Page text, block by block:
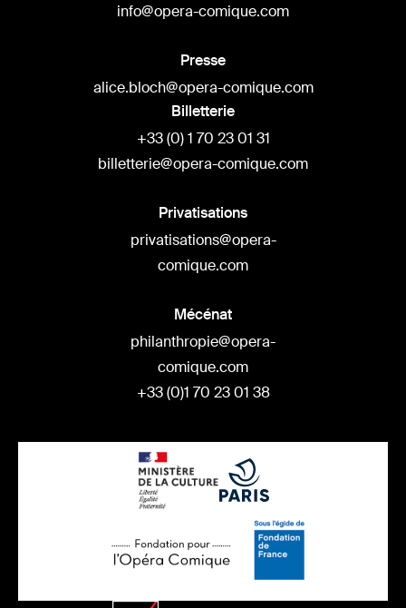
info@opera-comique.com
Presse
alice.bloch@opera-comique.com
Billetterie
+33 (0) 1 70 23 01 31
billetterie@opera-comique.com
Privatisations
privatisations@opera-
comique.com
Mécénat
philanthropie@opera-
comique.com
+33 (0)1 70 23 01 38